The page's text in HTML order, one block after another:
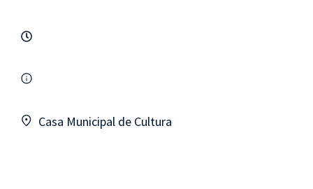
Casa Municipal de Cultura